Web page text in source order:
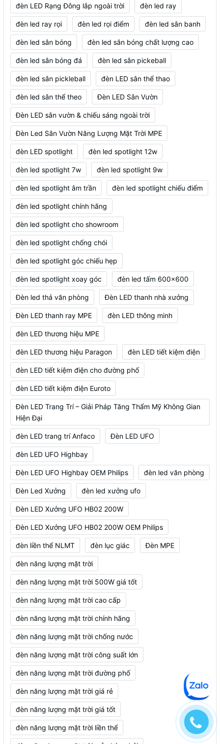
đèn LED Rạng Đông lắp ngoài trời đèn led ray
đèn led ray rọi đèn led rọi điểm đèn led sân banh
đèn led sân bóng đèn led sân bóng chất lượng cao
đèn led sân bóng đá đèn led sân pickeball
đèn led sân pickleball đèn LED sân thể thao
đèn led sân thể theo Đèn LED Sân Vườn
Đèn LED sân vườn & chiếu sáng ngoài trời
Đèn Led Sân Vườn Năng Lượng Mặt Trời MPE
đèn LED spotlight đèn led spotlight 12w
đèn led spotlight 7w đèn led spotlight 9w
đèn led spotlight âm trần đèn led spotlight chiếu điểm
đèn led spotlight chính hãng
đèn led spotlight cho showroom
đèn led spotlight chống chói
đèn led spotlight góc chiếu hẹp
đèn led spotlight xoay góc đèn led tấm 600x600
Đèn led thả văn phòng Đèn LED thanh nhà xưởng
Đèn LED thanh ray MPE đèn LED thông minh
đèn LED thương hiệu MPE
đèn LED thương hiệu Paragon đèn LED tiết kiệm điện
đèn LED tiết kiệm điện cho đường phố
đèn LED tiết kiệm điện Euroto
Đèn LED Trang Trí – Giải Pháp Tăng Thẩm Mỹ Không Gian
Hiện Đại
đèn LED trang trí Anfaco Đèn LED UFO
đèn LED UFO Highbay
Đèn LED UFO Highbay OEM Philips đèn led văn phòng
Đèn Led Xưởng đèn led xưởng ufo
Đèn LED Xưởng UFO HB02 200W
Đèn LED Xưởng UFO HB02 200W OEM Philips
đèn liền thể NLMT đèn lục giác Đèn MPE
đèn năng lượng mặt trời
đèn năng lượng mặt trời 500W giá tốt
đèn năng lượng mặt trời cao cấp
đèn năng lượng mặt trời chính hãng
đèn năng lượng mặt trời chống nước
đèn năng lượng mặt trời công suất lớn
đèn năng lượng mặt trời đường phố
đèn năng lượng mặt trời giá rẻ
đèn năng lượng mặt trời giá tốt
đèn năng lượng mặt trời liền thể